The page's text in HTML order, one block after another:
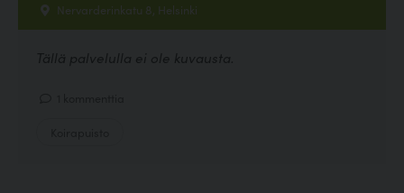
Nervarderinkatu 8, Helsinki
Tällä palvelulla ei ole kuvausta.